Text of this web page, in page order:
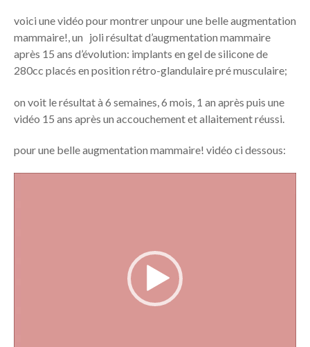
voici une vidéo pour montrer unpour une belle augmentation
mammaire!, un joli résultat d’augmentation mammaire
après 15 ans d’évolution: implants en gel de silicone de
280cc placés en position rétro-glandulaire pré musculaire;
on voit le résultat à 6 semaines, 6 mois, 1 an après puis une
vidéo 15 ans après un accouchement et allaitement réussi.
pour une belle augmentation mammaire! vidéo ci dessous: